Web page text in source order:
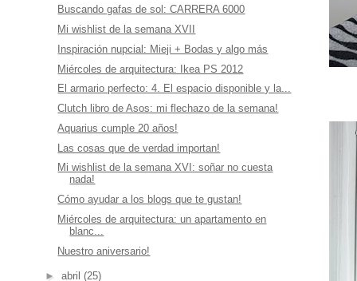
Buscando gafas de sol: CARRERA 6000
Mi wishlist de la semana XVII
Inspiración nupcial: Mieji + Bodas y algo más
Miércoles de arquitectura: Ikea PS 2012
El armario perfecto: 4. El espacio disponible y la...
Clutch libro de Asos: mi flechazo de la semana!
Aquarius cumple 20 años!
Las cosas que de verdad importan!
Mi wishlist de la semana XVI: soñar no cuesta
nada!
Cómo ayudar a los blogs que te gustan!
Miércoles de arquitectura: un apartamento en
blanc...
Nuestro aniversario!
► abril (25)